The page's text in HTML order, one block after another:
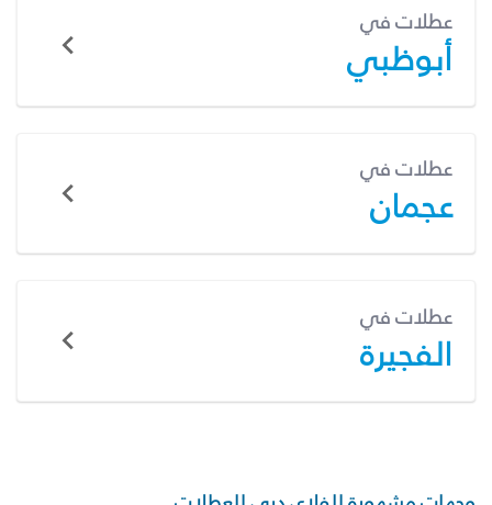
عطلات في
أبوظبي
عطلات في
عجمان
عطلات في
الفجيرة